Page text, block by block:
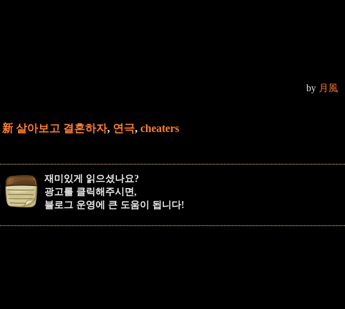
by 月風
新 살아보고 결혼하자, 연극, cheaters
재미있게 읽으셨나요?
광고를 클릭해주시면,
블로그 운영에 큰 도움이 됩니다!